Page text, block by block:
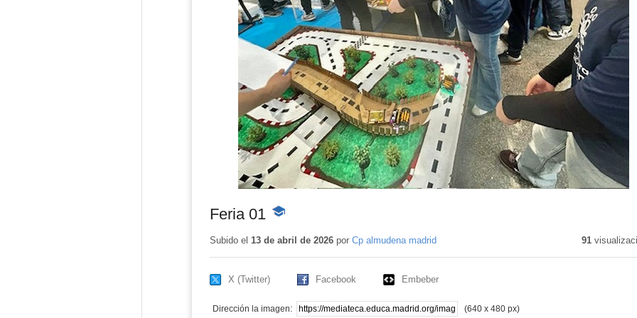
Feria 01 -
educativo
Subido el 13 de abril de 2026por Cp almudena madrid 91
X (Twitter) Facebook Embeber
Dirección la imagen: (640 x 480 px)